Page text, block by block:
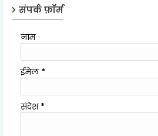
संपर्क फ़ॉर्म
नाम
ईमेल *
संदेश *